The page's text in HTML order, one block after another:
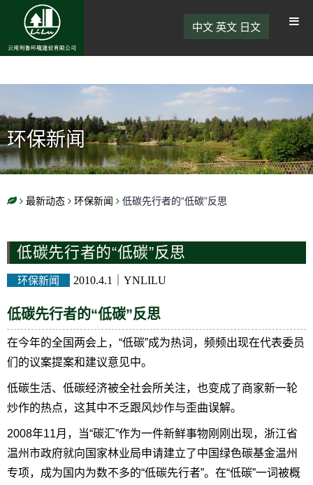
中文 英文 日文
环保新闻
最新动态 环保新闻 低碳先行者的“低碳”反思
低碳先行者的“低碳”反思
环保新闻 2010.4.1 YNLILU
低碳先行者的“低碳”反思
在今年的全国两会上，“低碳”成为热词，频频出现在代表委员
们的议案提案和建议意见中。
低碳生活、低碳经济被全社会所关注，也变成了商家新一轮
炒作的热点，这其中不乏跟风炒作与歪曲误解。
2008年11月，当“碳汇”作为一件新鲜事物刚刚出现，浙江省
温州市政府就向国家林业局申请建立了中国绿色碳基金温州
专项，成为国内为数不多的“低碳先行者”。在“低碳”一词被概